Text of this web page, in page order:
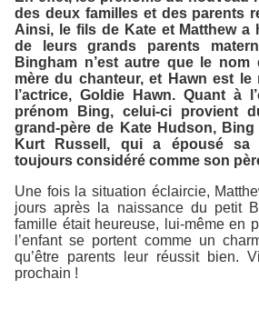
des deux familles et des parents
Ainsi, le fils de Kate et Matthew a
de leurs grands parents
Bingham n’est autre que le
mère du chanteur, et Hawn est
l’actrice, Goldie Hawn. Quant à
prénom Bing, celui-ci provient
grand-père de Kate Hudson,
Kurt Russell, qui a épousé sa
toujours considéré comme son
Une fois la situation éclaircie,
jours après la naissance du petit
famille était heureuse, lui-même en
l’enfant se portent comme un
qu’être parents leur réussit bien.
prochain !